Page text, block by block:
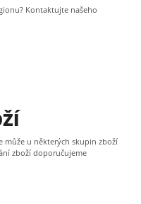
Kontaktujte našeho
může u některých skupin zboží
zboží doporučujeme